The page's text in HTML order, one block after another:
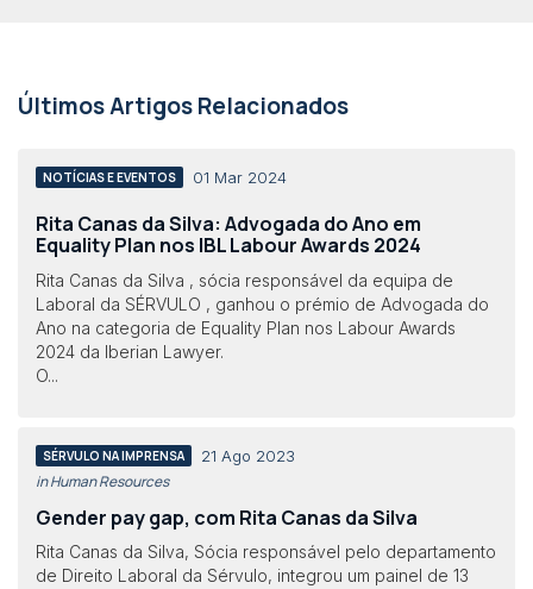
Últimos Artigos Relacionados
NOTÍCIAS E EVENTOS 01 Mar 2024
Rita Canas da Silva: Advogada do Ano em
Equality Plan nos IBL Labour Awards 2024
Rita Canas da Silva , sócia responsável da equipa de
Laboral da SÉRVULO , ganhou o prémio de Advogada do
Ano na categoria de Equality Plan nos Labour Awards
2024 da Iberian Lawyer.
O...
SÉRVULO NA IMPRENSA 21 Ago 2023
in Human Resources
Gender pay gap, com Rita Canas da Silva
Rita Canas da Silva, Sócia responsável pelo departamento
de Direito Laboral da Sérvulo, integrou um painel de 13